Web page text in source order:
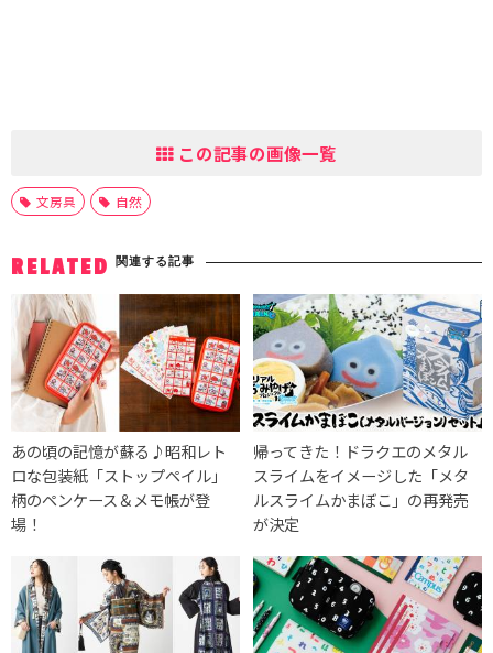
この記事の画像一覧
文房具 自然
RELATED 関連する記事
あの頃の記憶が蘇る♪昭和レト
ロな包装紙「ストップペイル」
柄のペンケース＆メモ帳が登
場！
帰ってきた！ドラクエのメタル
スライムをイメージした「メタ
ルスライムかまぼこ」の再発売
が決定